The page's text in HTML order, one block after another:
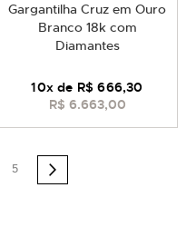
Gargantilha Cruz em Ouro
Branco 18k com
Diamantes
R$ 6.663,00
10x de R$ 666,30
Página
5